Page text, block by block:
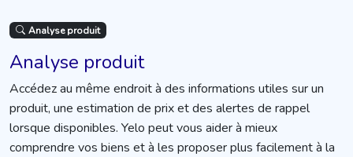
Analyse produit
Analyse produit
Accédez au même endroit à des informations utiles sur un
produit, une estimation de prix et des alertes de rappel
lorsque disponibles. Yelo peut vous aider à mieux
comprendre vos biens et à les proposer plus facilement à la